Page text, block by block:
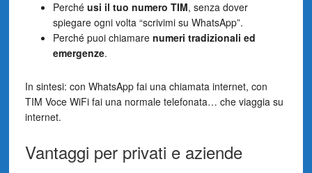
Perché usi il tuo numero TIM, senza dover
spiegare ogni volta “scrivimi su WhatsApp”.
Perché puoi chiamare numeri tradizionali ed
emergenze.
In sintesi: con WhatsApp fai una chiamata internet, con
TIM Voce WiFi fai una normale telefonata… che viaggia su
internet.
Vantaggi per privati e aziende